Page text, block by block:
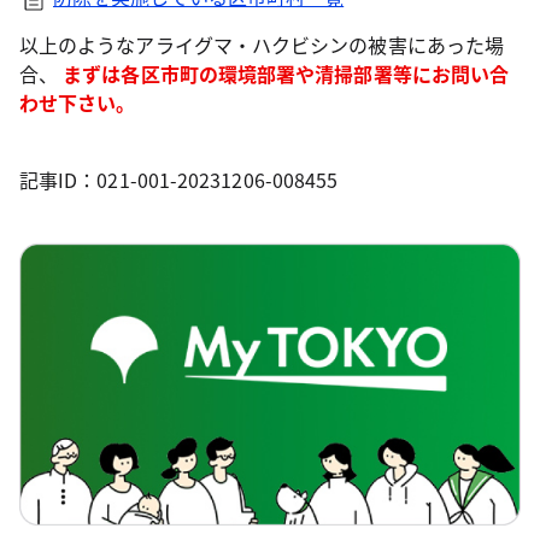
以上のようなアライグマ・ハクビシンの被害にあった場
合、 まずは各区市町の環境部署や清掃部署等にお問い合
わせ下さい。
記事ID：021-001-20231206-008455